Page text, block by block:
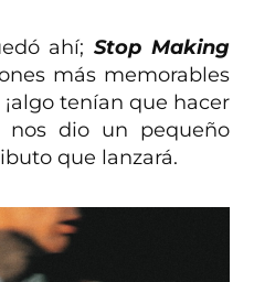
ahí; Stop Making
más memorables
¡algo tenían que hacer
nos dio un pequeño
que lanzará.